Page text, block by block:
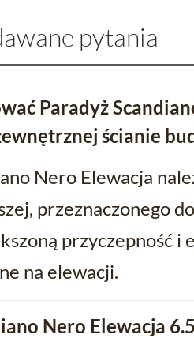
pytania
Paradyż
ścianie
Nero Elewacja
przeznaczonego
przyczepność i
na elewacji.
Nero Elewacja